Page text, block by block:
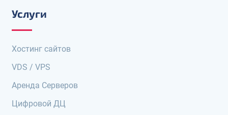
Услуги
Хостинг сайтов
VDS / VPS
Аренда Серверов
Цифровой ДЦ